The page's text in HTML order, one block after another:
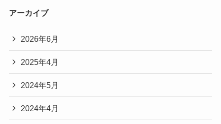
アーカイブ
2026年6月
2025年4月
2024年5月
2024年4月